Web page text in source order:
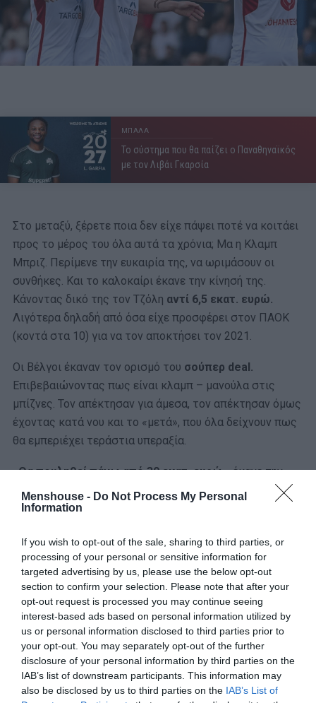
Menshouse - Do Not Process My Personal
Information
If you wish to opt-out of the sale, sharing to third parties, or
processing of your personal or sensitive information for
targeted advertising by us, please use the below opt-out
section to confirm your selection. Please note that after your
opt-out request is processed you may continue seeing
interest-based ads based on personal information utilized by
us or personal information disclosed to third parties prior to
your opt-out. You may separately opt-out of the further
disclosure of your personal information by third parties on the
IAB’s list of downstream participants. This information may
also be disclosed by us to third parties on the IAB’s List of
ΜΠΑΛΑ
Το σύστημα που θα παίζει ο Παναθηναϊκός
με τον Λιβάι Γκαρσία
Στο μεταξύ, ξέρετε ποια δεν είχε πάψει ποτέ να κοιτάει
προς το μέρος του όλα αυτά τα χρόνια; Μα η Κλαμπ
Μπριζ. Περίμενε την ευκαιρία της, να ωριμάσουν οι
συνθήκες. Και το καλοκαίρι έκανε την κίνησή της.
Κάνοντας δικό της τον Τζόλη αντί 6,5 εκατ. ευρώ.
Λιγότερα δηλαδή από όσα είχε προσφέρει στον ΠΑΟΚ
(κοντά στα 10) για να τον αποκτήσει τον 2021.
Οι Βέλγοι έκαναν τον ορισμό του σούπερ deal.
Επιβεβαιώνοντας πως είναι κλαμπ – μανούλα στις
μπίζνες. Τον απέκτησαν για άμεσα, τον απέκτησαν όμως
έχοντας κατά νου και το «μετά», που όλα δείχνουν πως
θα εμπεριέχει τεράστια υπεραξία.
«Θα πουληθεί πάνω από 30 εκατ. ευρώ», έκανε την
πρόβλεψη ο
Χάιν Βανχάζεμπρουκ,
Βέλγος προπονητής
και σχολιαστής στη φλαμανδική τηλεόραση. Ένας από
σύντομο χρονικό διάστημα που φοράει τη φανέλα των
Blauw-Zwart.«Είναι η καλύτερη μεταγραφή, γιατί έχει
μεταπωλητική αξία», συνέχισε.
Σε 13 επίσημα ματς ως τώρα στη σεζόν, ο
συμπατριώτης μας έχει 4 γκολ και 1 ασίστ.Μαζί,
ανεβάζει διαρκώς την απόδοσή του, γίνεται όλο και πιο
σημαντικός, αφού τους μαθαίνει και τον μαθαίνουν.
Αλλά αυτό που τον απογείωσε ως φήμη και status ήταν